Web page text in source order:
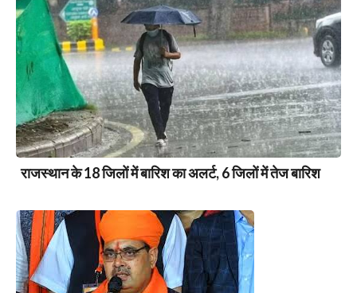
राजस्थान के 18 जिलों में बारिश का अलर्ट, 6 जिलों में तेज बारिश